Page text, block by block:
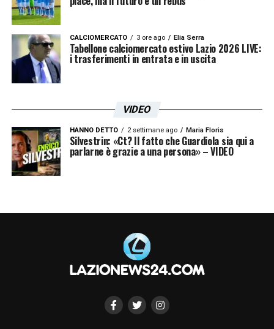
LA PLAYLIST DELLE NOSTRE TOP NEWS
CALCIOMERCATO 3 ore ago Elia Serra
Tabellone calciomercato estivo Lazio 2026 LIVE:
i trasferimenti in entrata e in uscita
VIDEO
HANNO DETTO 2 settimane ago Maria Floris
Silvestrin: «Ct? Il fatto che Guardiola sia qui a
parlarne è grazie a una persona» – VIDEO